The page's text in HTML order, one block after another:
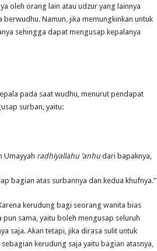
oleh orang lain atau udzur yang lainnya
Namun, jika memungkinkan untuk
sehingga dapat mengusap kepalanya
pada saat wudhu, menurut pendapat
surban, yaitu:
Umayyah radhiyallahu ‘anhudari bapaknya,
bagian atas surbannya dan kedua khufnya.”
kerudung bagi seorang wanita bias
sama, yaitu boleh mengusap seluruh
saja. Akan tetapi, jika dirasa sulit untuk
kerudung saja yaitu bagian atasnya,